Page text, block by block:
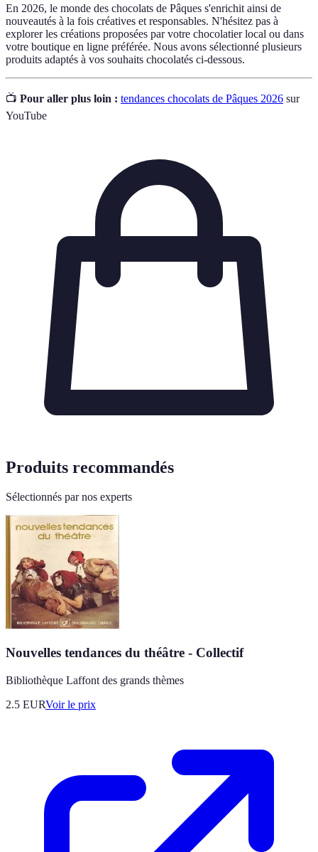
En 2026, le monde des chocolats de Pâques s'enrichit ainsi de
nouveautés à la fois créatives et responsables. N'hésitez pas à
explorer les créations proposées par votre chocolatier local ou dans
votre boutique en ligne préférée. Nous avons sélectionné plusieurs
produits adaptés à vos souhaits chocolatés ci-dessous.
📺 Pour aller plus loin : tendances chocolats de Pâques 2026 sur
YouTube
Produits recommandés
Sélectionnés par nos experts
Nouvelles tendances du théâtre - Collectif
Bibliothèque Laffont des grands thèmes
2.5 EURVoir le prix